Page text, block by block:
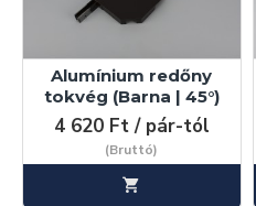
Alumínium redőny
tokvég (Barna | 45°)
4 620 Ft / pár-tól
(Bruttó)